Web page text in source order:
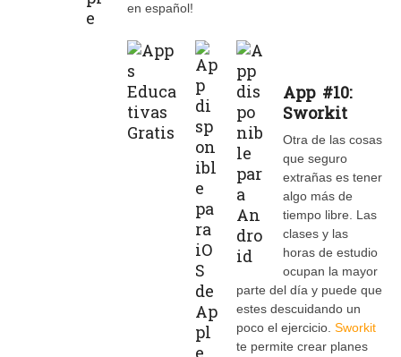
en español!
App #10:
Sworkit
Otra de las cosas
que seguro
extrañas es tener
algo más de
tiempo libre. Las
clases y las
horas de estudio
ocupan la mayor
parte del día y puede que
estes descuidando un
poco el ejercicio. Sworkit
te permite crear planes